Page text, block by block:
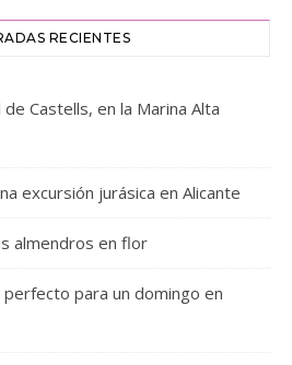
RECIENTES
Castells, en la Marina Alta
excursión jurásica en Alicante
almendros en flor
perfecto para un domingo en